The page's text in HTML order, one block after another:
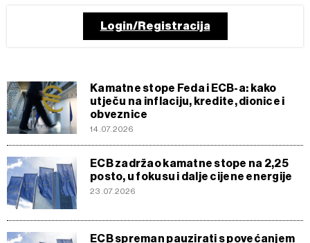
Login/Registracija
Kamatne stope Feda i ECB-a: kako
utječu na inflaciju, kredite, dionice i
obveznice
14.07.2026
ECB zadržao kamatne stope na 2,25
posto, u fokusu i dalje cijene energije
23.07.2026
ECB spreman pauzirati s povećanjem